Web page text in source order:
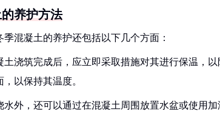
养护方法
混凝土的养护还包括以下几个方面：
土浇筑完成后，应立即采取措施对其进行保温，
以保持其温度。
水外，还可以通过在混凝土周围放置水盆或使用